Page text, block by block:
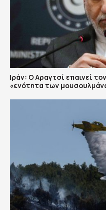
Ιράν: Ο Αραγτσί επαινεί
«ενότητα των